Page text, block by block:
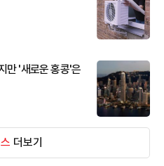
만 '새로운 홍콩'은
더보기